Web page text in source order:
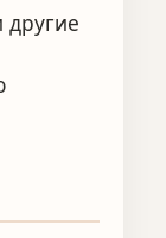
другие